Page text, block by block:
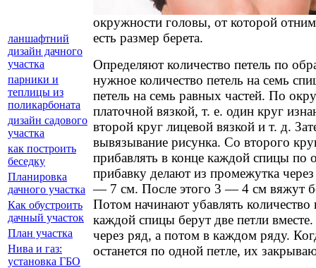
окружности головы, от которой
есть размер берета.
Определяют количество петель по
нужное количество петель на семь
петель на семь равных частей. По
платочной вязкой, т. е. один круг
второй круг лицевой вязкой и т. д.
вывязывание рисунка. Со второго
прибавлять в конце каждой спицы по
прибавку делают из промежутка
— 7 см. После этого 3 — 4 см вяжут
Потом начинают убавлять количество
каждой спицы берут две петли
через ряд, а потом в каждом ряду.
останется по одной петле, их
ланшафтний
дизайн дачного
участка
парники и
теплицы из
поликарбоната
дизайн садового
участка
как построить
беседку
Планировка
дачного участка
Как обустроить
дачный участок
План участка
Нива и газ:
установка ГБО